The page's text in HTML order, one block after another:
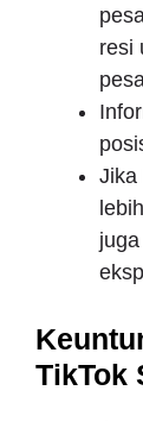
resi
Jika
TikTok